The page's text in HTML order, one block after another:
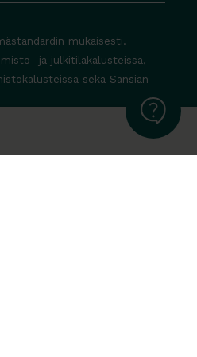
mukaisesti.
ja julkitilakalusteissa,
sekä Sansian